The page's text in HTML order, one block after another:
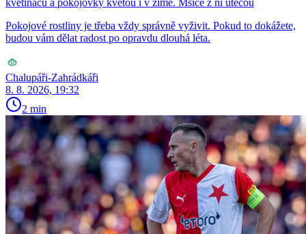
květináčů a pokojovky kvetou i v zimě. Mšice z ní utečou
Pokojové rostliny je třeba vždy správně vyživit. Pokud to dokážete,
budou vám dělat radost po opravdu dlouhá léta.
Chalupáři-Zahrádkáři
8. 8. 2026, 19:32
2 min